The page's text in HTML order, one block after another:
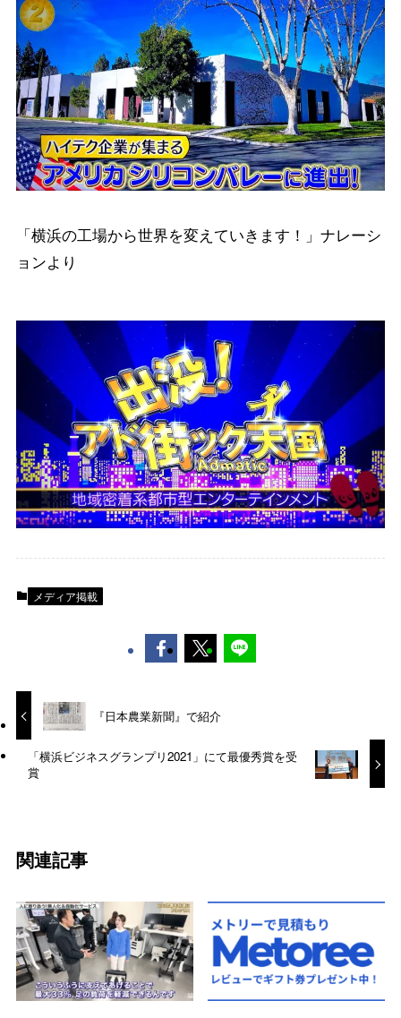
「横浜の工場から世界を変えていきます！」ナレーシ
ョンより
メディア掲載
『日本農業新聞』で紹介
「横浜ビジネスグランプリ2021」にて最優秀賞を受
賞
関連記事